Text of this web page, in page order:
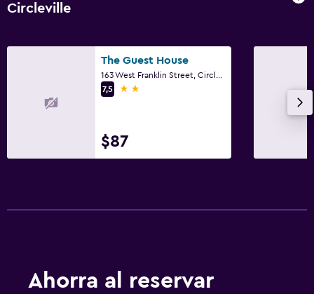
Fax
Actividades
Ideal para familias
Circleville
The Guest House
7,5
2 estrellas
$87
Ahorra al reservar